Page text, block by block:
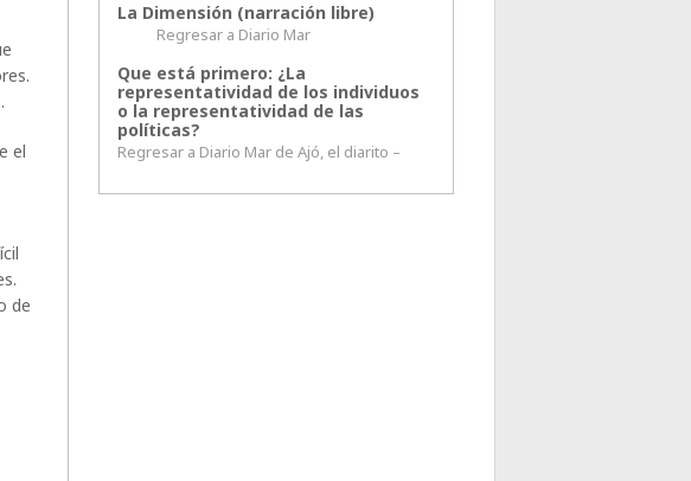
el
de
La Dimensión (narración libre)
Regresar a Diario Mar
Que está primero: ¿La
representatividad de los individuos
o la representatividad de las
políticas?
Regresar a Diario Mar de Ajó, el diarito –